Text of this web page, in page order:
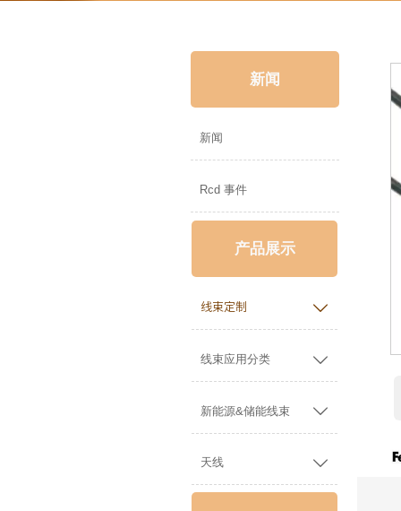
新闻
新闻
Rcd 事件
产品展示
线束定制 
线束应用分类 
新能源&储能线束 
天线 